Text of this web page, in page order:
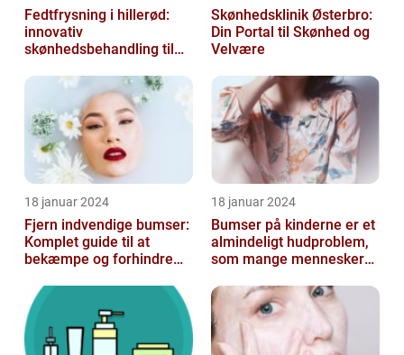
Fedtfrysning i hillerød:
innovativ
skønhedsbehandling til
Skønhedsklinik Østerbro:
Din Portal til Skønhed og
Velvære
18 januar 2024
Fjern indvendige bumser:
Komplet guide til at
bekæmpe og forhindre
18 januar 2024
Bumser på kinderne er et
almindeligt hudproblem,
som mange mennesker